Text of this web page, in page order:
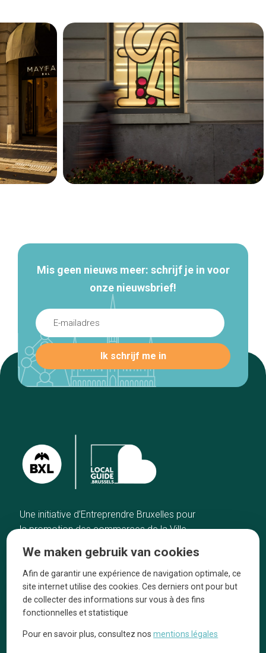
Mis geen nieuws meer: schrijf je in voor
onze nieuwsbrief!
Une initiative d’Entreprendre Bruxelles pour
la promotion des commerces de la Ville
Home
De beste adressen
Blog
Winkelwijken
Tops 10
De ambachtslieden
Over ons
Ze praten over ons!
kennisgevingen
We maken gebruik van cookies
Afin de garantir une expérience de navigation optimale, ce
site internet utilise des cookies. Ces derniers ont pour but
de collecter des informations sur vous à des fins
fonctionnelles et statistique
Pour en savoir plus, consultez nosmentions légales